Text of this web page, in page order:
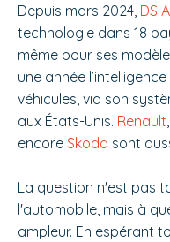
Depuis mars 2024, DS
technologie dans 18
même pour ses
une année
véhicules, via son
aux États-Unis. Renault
encore Skoda sont
La question n'est pas
l'automobile, mais à
ampleur. En espérant